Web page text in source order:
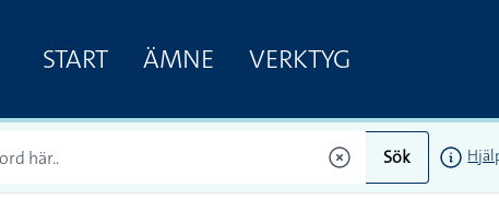
START ÄMNE VERKTYG
Sök